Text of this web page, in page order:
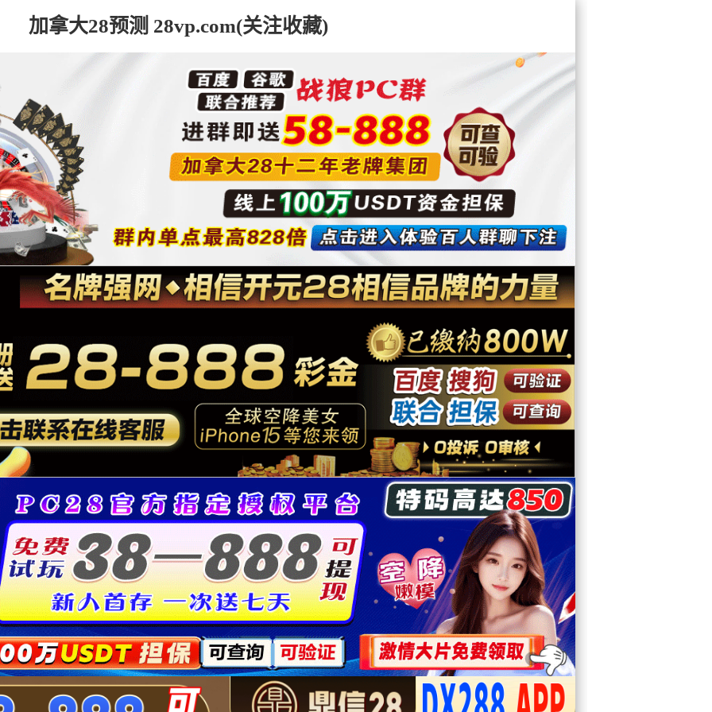
加拿大28预测 28vp.com(关注收藏)